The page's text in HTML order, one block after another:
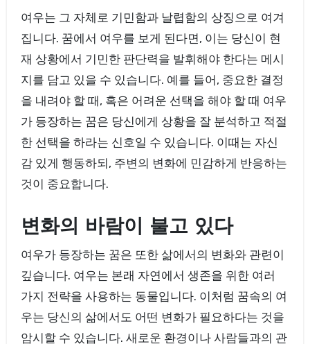
여우는 그 자체로 기민함과 날렵함의 상징으로 여겨
집니다. 꿈에서 여우를 보게 된다면, 이는 당신이 현
재 상황에서 기민한 판단력을 발휘해야 한다는 메시
지를 담고 있을 수 있습니다. 예를 들어, 중요한 결정
을 내려야 할 때, 혹은 어려운 선택을 해야 할 때 여우
가 등장하는 꿈은 당신에게 상황을 잘 분석하고 적절
한 선택을 하라는 신호일 수 있습니다. 이때는 자신
감 있게 행동하되, 주변의 변화에 민감하게 반응하는
것이 중요합니다.
변화의 바람이 불고 있다
여우가 등장하는 꿈은 또한 삶에서의 변화와 관련이
깊습니다. 여우는 본래 자연에서 생존을 위한 여러
가지 전략을 사용하는 동물입니다. 이처럼 꿈속의 여
우는 당신의 삶에서도 어떤 변화가 필요하다는 것을
암시할 수 있습니다. 새로운 환경이나 사람들과의 관